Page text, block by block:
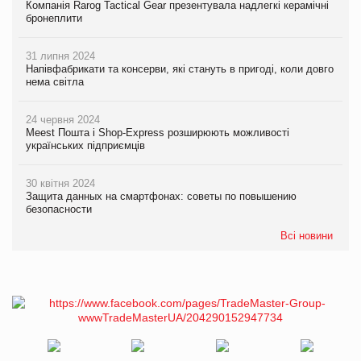
Компанія Rarog Tactical Gear презентувала надлегкі керамічні
бронеплити
31 липня 2024
Напівфабрикати та консерви, які стануть в пригоді, коли довго
нема світла
24 червня 2024
Meest Пошта і Shop-Express розширюють можливості
українських підприємців
30 квітня 2024
Защита данных на смартфонах: советы по повышению
безопасности
Всі новини